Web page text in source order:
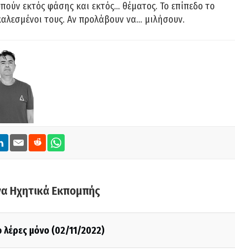
εκτός φάσης και εκτός… θέματος. Το επίπεδο το
τους. Αν προλάβουν να… μιλήσουν.
Ηχητικά Εκπομπής
λέρες μόνο (02/11/2022)